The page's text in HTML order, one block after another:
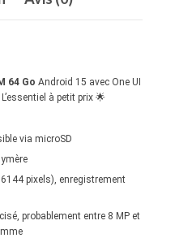
64 Go Android 15 avec One UI
à petit prix 🌟
via microSD
pixels), enregistrement
probablement entre 8 MP et